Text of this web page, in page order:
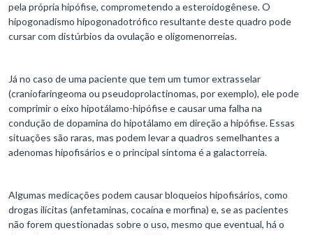
pela própria hipófise, comprometendo a esteroidogênese. O
hipogonadismo hipogonadotrófico resultante deste quadro pode
cursar com distúrbios da ovulação e oligomenorreias.
Já no caso de uma paciente que tem um tumor extrasselar
(craniofaringeoma ou pseudoprolactinomas, por exemplo), ele pode
comprimir o eixo hipotálamo-hipófise e causar uma falha na
condução de dopamina do hipotálamo em direção a hipófise. Essas
situações são raras, mas podem levar a quadros semelhantes a
adenomas hipofisários e o principal sintoma é a galactorreia.
Algumas medicações podem causar bloqueios hipofisários, como
drogas ilícitas (anfetaminas, cocaína e morfina) e, se as pacientes
não forem questionadas sobre o uso, mesmo que eventual, há o